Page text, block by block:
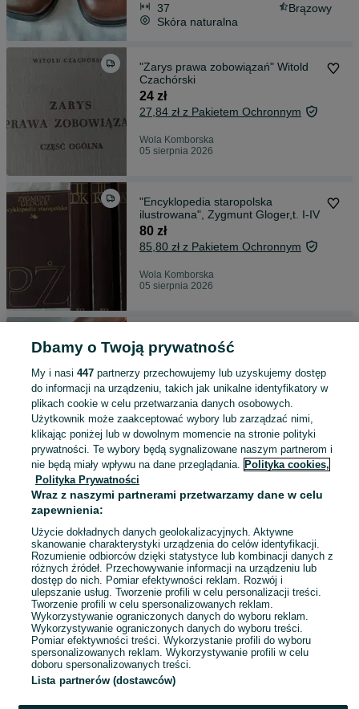
37
Brązowy
Skóra naturalna
"Zarys prawa zobowiązań" Witold
Czachórski
24 zł
27,84 zł z Pakietem Ochronnym
Wola Komborska
05 sierpnia 2026
"Encyklopedia staropolska
ilustrowana", Zygmunt Gloger,t. I-IV
80 zł
85,80 zł z Pakietem Ochronnym
Wola Komborska
05 sierpnia 2026
119 zł
126,67 zł z Pakietem Ochronnym
Wola Komborska
05 sierpnia 2026
37
Brązowy
Skóra naturalna
ceny !!!
Wola Komborska
05 sierpnia 2026
36 Czarny Skóra naturalna
1 2 3 ... 6
Dbamy o Twoją prywatność
My i nasi 447partnerzy przechowujemy lub uzyskujemy dostęp
do informacji na urządzeniu, takich jak unikalne identyfikatory w
plikach cookie w celu przetwarzania danych osobowych.
Użytkownik może zaakceptować wybory lub zarządzać nimi,
klikając poniżej lub w dowolnym momencie na stronie polityki
prywatności. Te wybory będą sygnalizowane naszym partnerom i
nie będą miały wpływu na dane przeglądania. Polityka cookies,
Polityka Prywatności
Wraz z naszymi partnerami przetwarzamy dane w celu
zapewnienia:
Użycie dokładnych danych geolokalizacyjnych. Aktywne
skanowanie charakterystyki urządzenia do celów identyfikacji.
Rozumienie odbiorców dzięki statystyce lub kombinacji danych z
różnych źródeł. Przechowywanie informacji na urządzeniu lub
dostęp do nich. Pomiar efektywności reklam. Rozwój i
ulepszanie usług. Tworzenie profili w celu personalizacji treści.
Tworzenie profili w celu spersonalizowanych reklam.
Wykorzystywanie ograniczonych danych do wyboru reklam.
Wykorzystywanie ograniczonych danych do wyboru treści.
Pomiar efektywności treści. Wykorzystanie profili do wyboru
spersonalizowanych reklam. Wykorzystywanie profili w celu
doboru spersonalizowanych treści.
Lista partnerów (dostawców)